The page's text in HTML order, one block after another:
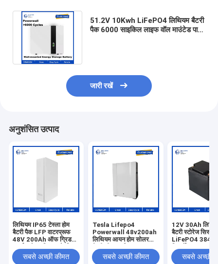
51.2V 10Kwh LiFePO4 लिथियम बैटरी
पैक 6000 साइकिल लाइफ वॉल माउंटेड पावर
जारी रखें
अनुशंसित उत्पाद
लिथियम IP65 टेस्ला होम
बैटरी पैक LFP वाटरप्रूफ
48V 200Ah ऑफ ग्रिड
lifepo4 लिथियम बैटरी
सबसे अच्छी कीमत
Tesla Lifepo4
Powerwall 48v200ah
लिथियम आयन होम सोलर
सोलर सिस्टम lifepo4
लिथियम बैटरी
सबसे अच्छी कीमत
12V 30Ah
बैटरी स्टोरेज सिस्टम
LiFePO4
बैटरीसबसे अच्छी